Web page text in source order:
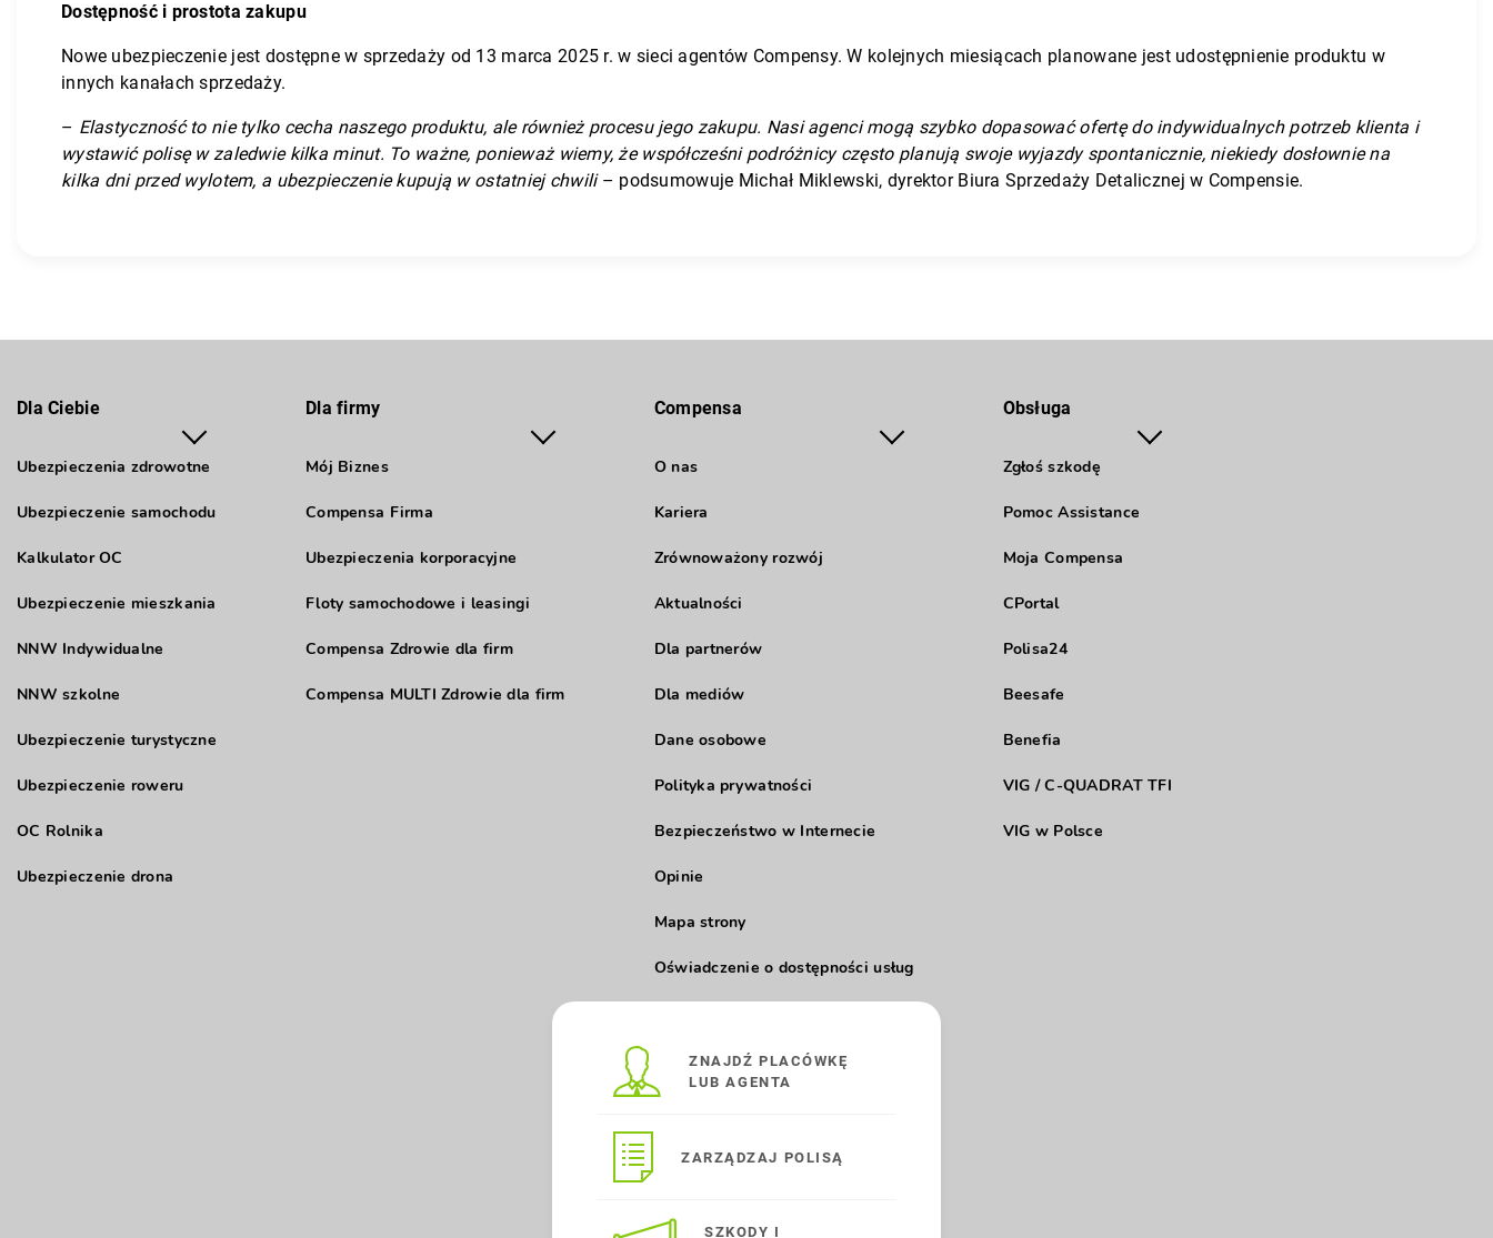
Dostępność i prostota zakupu
Nowe ubezpieczenie jest dostępne w sprzedaży od 13 marca 2025 r. w sieci agentów Compensy. W kolejnych miesiącach planowane jest udostępnienie produktu w
innych kanałach sprzedaży.
– Elastyczność to nie tylko cecha naszego produktu, ale również procesu jego zakupu. Nasi agenci mogą szybko dopasować ofertę do indywidualnych potrzeb klienta i
wystawić polisę w zaledwie kilka minut. To ważne, ponieważ wiemy, że współcześni podróżnicy często planują swoje wyjazdy spontanicznie, niekiedy dosłownie na
kilka dni przed wylotem, a ubezpieczenie kupują w ostatniej chwili– podsumowuje Michał Miklewski, dyrektor Biura Sprzedaży Detalicznej w Compensie.
Dla Ciebie
Ubezpieczenia zdrowotne
Ubezpieczenie samochodu
Kalkulator OC
Ubezpieczenie mieszkania
NNW Indywidualne
NNW szkolne
Ubezpieczenie turystyczne
Ubezpieczenie roweru
OC Rolnika
Ubezpieczenie drona
Dla firmy
Mój Biznes
Compensa Firma
Ubezpieczenia korporacyjne
Floty samochodowe i leasingi
Compensa Zdrowie dla firm
Compensa MULTI Zdrowie dla firm
Compensa
O nas
Kariera
Zrównoważony rozwój
Aktualności
Dla partnerów
Dla mediów
Dane osobowe
Polityka prywatności
Bezpieczeństwo w Internecie
Opinie
Mapa strony
Oświadczenie o dostępności usług
Obsługa
Zgłoś szkodę
Pomoc Assistance
Moja Compensa
CPortal
Polisa24
Beesafe
Benefia
VIG / C-QUADRAT TFI
VIG w Polsce
ZNAJDŹ PLACÓWKĘ
LUB AGENTA
ZARZĄDZAJ POLISĄ
SZKODY I